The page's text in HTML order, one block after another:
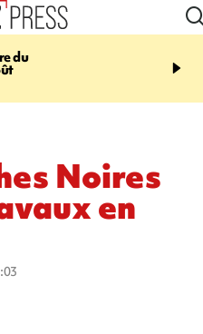
du
14:23
massif de migrants, la
Noires
en